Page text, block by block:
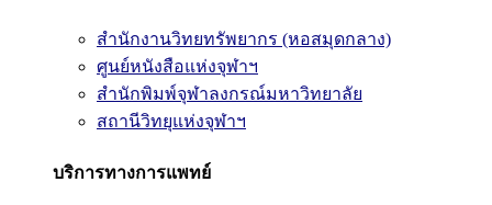
สำนักงานวิทยทรัพยากร (หอสมุดกลาง)
ศูนย์หนังสือแห่งจุฬาฯ
สำนักพิมพ์จุฬาลงกรณ์มหาวิทยาลัย
สถานีวิทยุแห่งจุฬาฯ
บริการทางการแพทย์